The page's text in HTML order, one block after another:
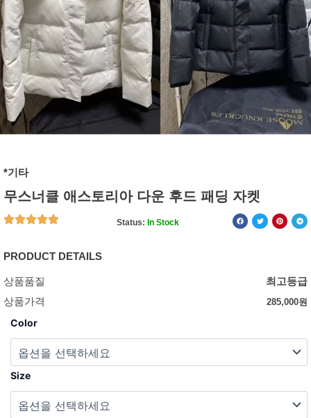
*기타
무스너클 애스토리아 다운 후드 패딩 자켓
Status: In Stock
PRODUCT DETAILS
상품품질
최고등급
상품가격
285,000원
Color
Size